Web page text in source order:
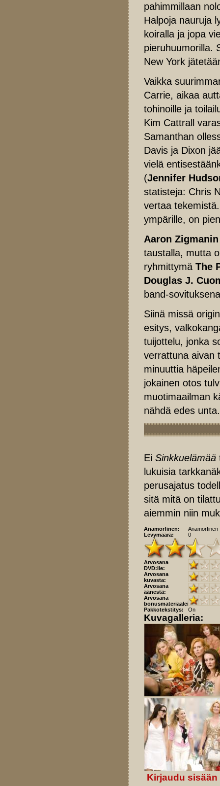
pahimmillaan
Halpoja nauruja
koiralla ja jopa
pieruhuumorilla.
New York
Vaikka
Carrie, aikaa
tohinoille ja
Kim Cattrall
Samanthan
Davis ja Dixon
vielä
(Jennifer
statisteja: Chris
vertaa
ympärille, on
Aaron Zigmanin
taustalla, mutta
ryhmittymä The
Douglas J.
band-
Siinä missä
esitys,
tuijottelu, jonka
verrattuna aivan
minuuttia
jokainen otos
muotimaailman
nähdä edes unta.
Ei Sinkkuelämää
lukuisia
perusajatus
sitä mitä on
aiemmin niin
Anamorfinen:
Anamorfinen
Levymäärä:
0
Arvosana
DVD:lle:
Arvosana
kuvasta:
Arvosana
äänestä:
Arvosana
bonusmateriaaleista:
Pakkotekstitys:
On
Kuvagalleria:
Kirjaudu sisään